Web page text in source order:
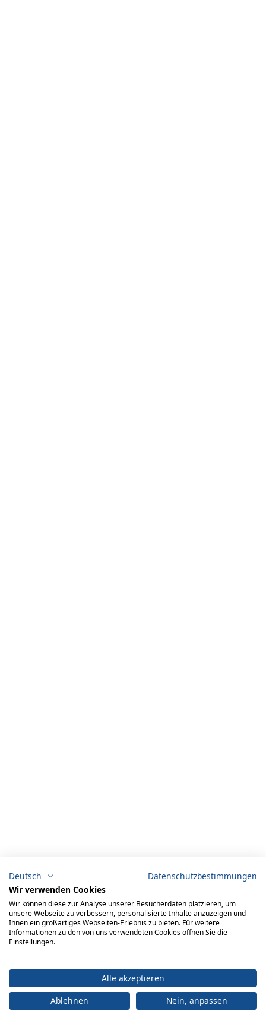
Deutsch
Datenschutzbestimmungen
Wir verwenden Cookies
Wir können diese zur Analyse unserer Besucherdaten platzieren, um
unsere Webseite zu verbessern, personalisierte Inhalte anzuzeigen und
Ihnen ein großartiges Webseiten-Erlebnis zu bieten. Für weitere
Informationen zu den von uns verwendeten Cookies öffnen Sie die
Einstellungen.
Alle akzeptieren
Ablehnen
Nein, anpassen